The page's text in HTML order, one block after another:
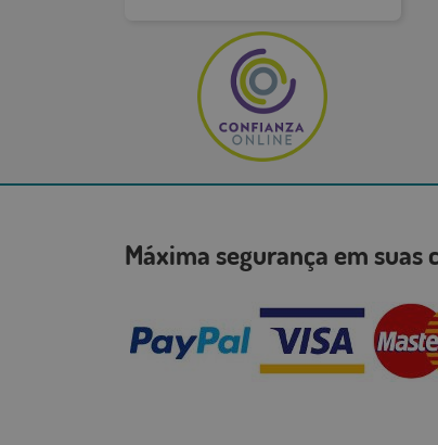
Máxima segurança em suas